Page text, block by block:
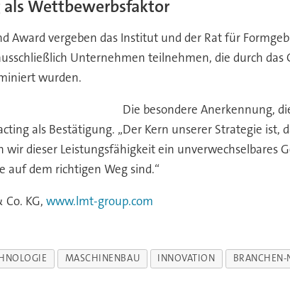
Wettbewerbsfaktor
Award vergeben das Institut und der Rat für
Unternehmen teilnehmen, die durch
wurden.
Die besondere Anerkennung,
als Bestätigung. „Der Kern unserer Strategie
dieser Leistungsfähigkeit ein unverwechselbares
auf dem richtigen Weg sind.“
Co. KG, www.lmt-group.com
MASCHINENBAU INNOVATION BRANCHEN-